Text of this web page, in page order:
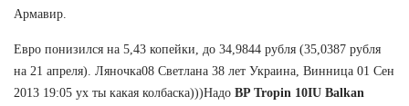
Армавир.
Евро понизился на 5,43 копейки, до 34,9844 рубля (35,0387 рубля
на 21 апреля). Ляночка08 Светлана 38 лет Украина, Винница 01 Сен
2013 19:05 ух ты какая колбаска)))Надо BP Tropin 10IU Balkan